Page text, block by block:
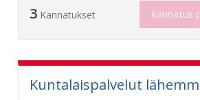
3 Kannatukset Kannatus
Kuntalaispalvelut